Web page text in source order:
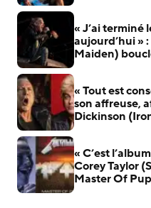
« J’ai terminé
aujourd’hui »
Maiden)
« Tout est
son affreuse,
Dickinson
« C’est
Corey Taylor
Master Of